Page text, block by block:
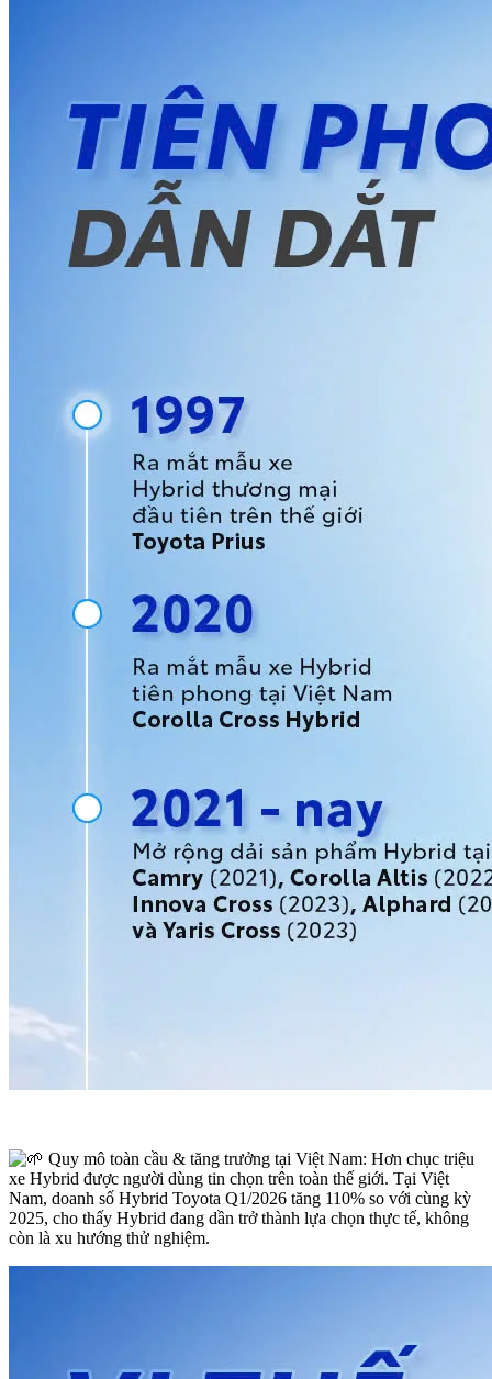
Quy mô toàn cầu & tăng trưởng tại Việt Nam: Hơn chục triệu
xe Hybrid được người dùng tin chọn trên toàn thế giới. Tại Việt
Nam, doanh số Hybrid Toyota Q1/2026 tăng 110% so với cùng kỳ
2025, cho thấy Hybrid đang dần trở thành lựa chọn thực tế, không
còn là xu hướng thử nghiệm.